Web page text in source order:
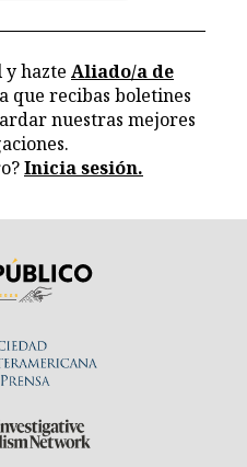
y hazte Aliado/a de
que recibas boletines
nuestras mejores
Inicia sesión.